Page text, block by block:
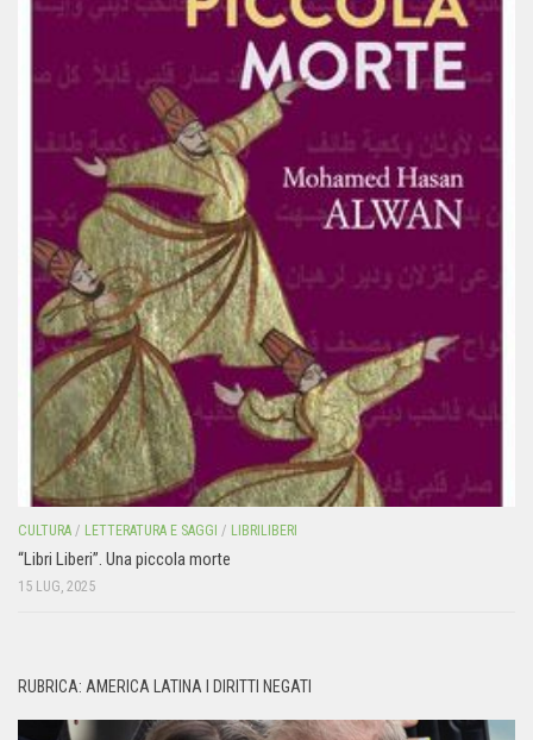
CULTURA / LETTERATURA E SAGGI / LIBRILIBERI
“Libri Liberi”. Una piccola morte
15 LUG, 2025
RUBRICA: AMERICA LATINA I DIRITTI NEGATI